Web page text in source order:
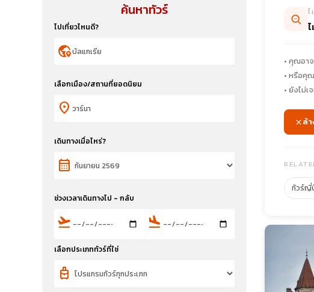
ค้นหาทัวร์
ไปเที่ยวไหนดี?
globe_location_pin
เลือกเมือง/สถานที่ยอดนิยม
location_on
เดินทางเมื่อไหร่?
calendar_month
ช่วงเวลาเดินทางไป - กลับ
flight_takeoff flight_land
เลือกประเภททัวร์ที่ใช่
travel_luggage_and_bags
• คุณอา
• หรือคุ
• ยังไม่
ล้
ทัวร์ญี่